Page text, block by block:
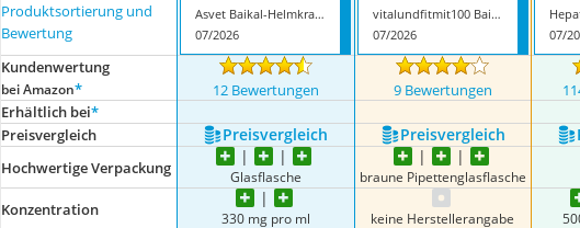
Produktsortierung und
Bewertung
Asvet Baikal-Helmkraut
07/2026
‎vitalundfitmit100 Baikal Helmkraut Tinktur
07/2026
07/
Kundenwertung
bei Amazon* 12 Bewertungen 9 Bewertungen
Erhältlich bei*
Preis­vergleich
Preis­vergleich Preis­vergleich
Hochwertige Verpackung Glasflasche braune Pipettenglasflasche
Konzentration 330 mg pro ml keine Herstellerangabe